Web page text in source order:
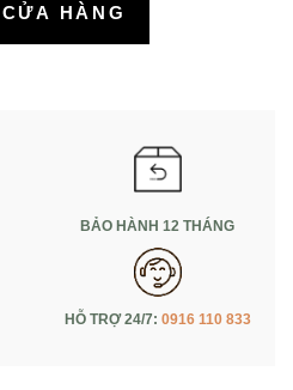
HÀNG
BẢO HÀNH 12 THÁNG
HỖ TRỢ 24/7: 0916 110 833